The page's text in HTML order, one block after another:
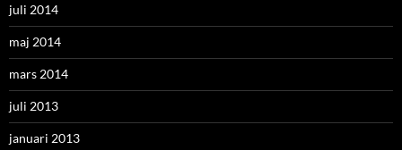
juli 2014
maj 2014
mars 2014
juli 2013
januari 2013